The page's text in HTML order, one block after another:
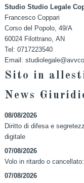
Studio Studio Legale
Francesco Coppari
Corso del Popolo, 49/A
60024 Filottrano, AN
Tel: 0717223540
Email:
Sito in
News
08/08/2026
Diritto di difesa e
digitale
07/08/2026
Volo in ritardo o
07/08/2026